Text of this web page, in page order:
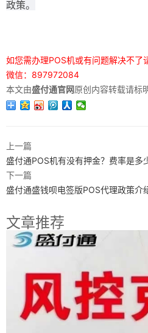
政策。
如您需办理POS机或有问题解决不了
微信：897972084
本文由盛付通官网原创内容转载请标
上一篇
盛付通POS机有没有押金？费率是多
下一篇
盛付通盛钱呗电签版POS代理政策介
文章推荐